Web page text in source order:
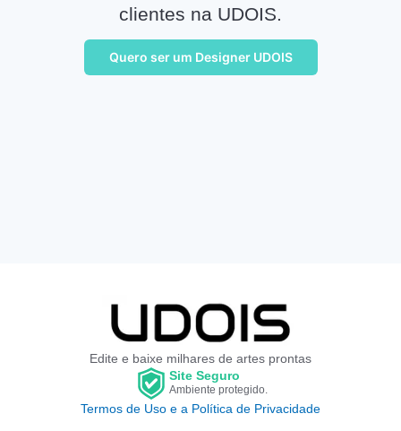
clientes na UDOIS.
Quero ser um Designer UDOIS
Edite e baixe milhares de artes prontas
Site Seguro
Ambiente protegido.
Termos de Uso e a Política de Privacidade